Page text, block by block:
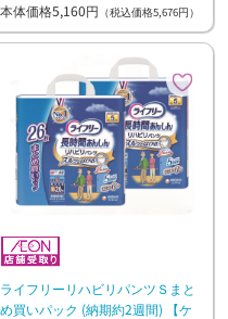
本体価格5,160円 （税込価格5,676円）
ライフリーリハビリパンツＳまと
め買いパック (納期約2週間) 【ケ